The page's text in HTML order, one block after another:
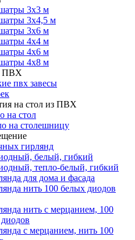
3х3 м
3х4,5 м
3х6 м
4х4 м
4х6 м
4х8 м
ПВХ
пвх завесы
на стол из ПВХ
на стол
на столешницу
гирлянд
белый, гибкий
тепло-белый, гибкий
для дома и фасада
нить 100 белых диодов
нить с мерцанием, 100
с мерцанием, нить 100